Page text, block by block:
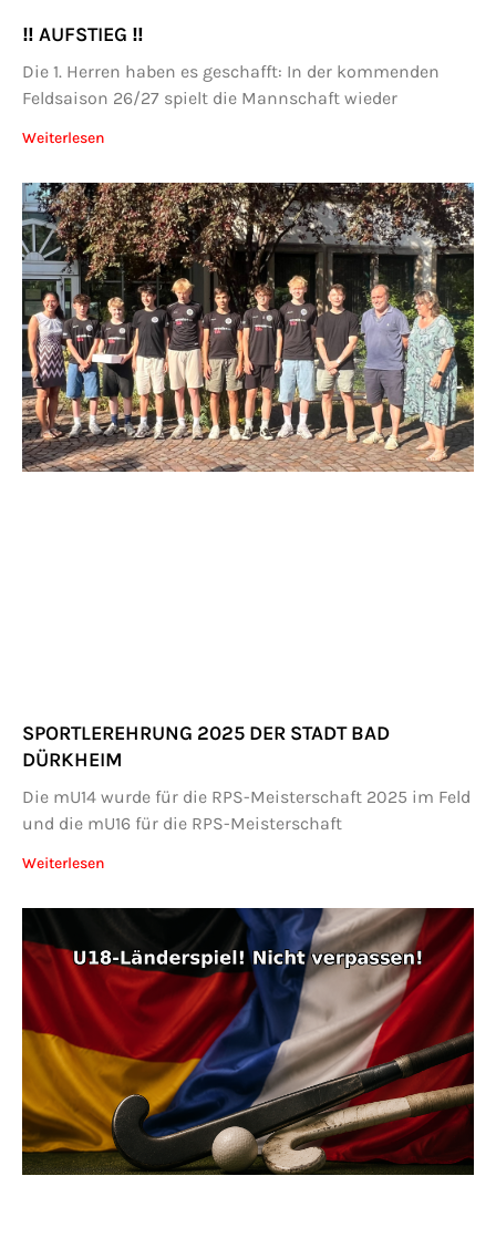
‼️ AUFSTIEG ‼️
Die 1. Herren haben es geschafft: In der kommenden
Feldsaison 26/27 spielt die Mannschaft wieder
Weiterlesen
SPORTLEREHRUNG 2025 DER STADT BAD
DÜRKHEIM
Die mU14 wurde für die RPS-Meisterschaft 2025 im Feld
und die mU16 für die RPS-Meisterschaft
Weiterlesen